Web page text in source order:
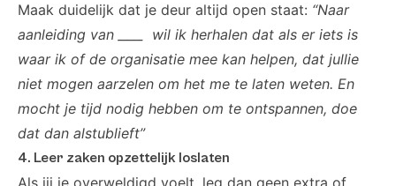
Maak duidelijk dat je deur altijd open staat: “Naar
aanleiding van ____ wil ik herhalen dat als er iets is
waar ik of de organisatie mee kan helpen, dat jullie
niet mogen aarzelen om het me te laten weten. En
mocht je tijd nodig hebben om te ontspannen, doe
dat dan alstublieft”
4. Leer zaken opzettelijk loslaten